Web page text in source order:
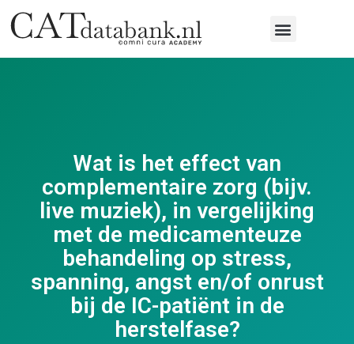
Wat is het effect van
complementaire zorg (bijv.
live muziek), in vergelijking
met de medicamenteuze
behandeling op stress,
spanning, angst en/of onrust
bij de IC-patiënt in de
herstelfase?